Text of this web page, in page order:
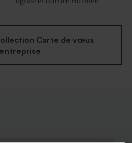
Carte de vœux
entreprise